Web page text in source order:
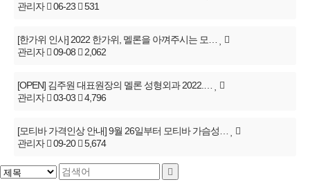
관리자
06-23 531
[한가위 인사] 2022 한가위, 멜론을 아껴주시는 모…
관리자
09-08 2,062
[OPEN] 김주원 대표원장의 멜론 성형외과 2022.…
관리자
03-03 4,796
[모티바 가격인상 안내] 9월 26일부터 모티바 가슴성…
관리자
09-20 5,674